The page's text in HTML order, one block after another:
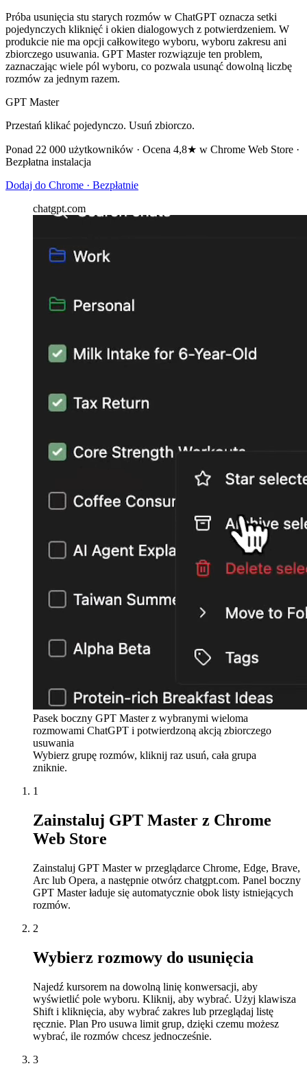
Próba usunięcia stu starych rozmów w ChatGPT oznacza setki
pojedynczych kliknięć i okien dialogowych z potwierdzeniem. W
produkcie nie ma opcji całkowitego wyboru, wyboru zakresu ani
zbiorczego usuwania. GPT Master rozwiązuje ten problem,
zaznaczając wiele pól wyboru, co pozwala usunąć dowolną liczbę
rozmów za jednym razem.
GPT Master
Przestań klikać pojedynczo. Usuń zbiorczo.
Ponad 22 000 użytkowników · Ocena 4,8★ w Chrome Web Store ·
Bezpłatna instalacja
Dodaj do Chrome · Bezpłatnie
chatgpt.com
Pasek boczny GPT Master z wybranymi wieloma
rozmowami ChatGPT i potwierdzoną akcją zbiorczego
usuwania
Wybierz grupę rozmów, kliknij raz usuń, cała grupa
zniknie.
1
Zainstaluj GPT Master z Chrome
Web Store
Zainstaluj GPT Master w przeglądarce Chrome, Edge, Brave,
Arc lub Opera, a następnie otwórz chatgpt.com. Panel boczny
GPT Master ładuje się automatycznie obok listy istniejących
rozmów.
2
Wybierz rozmowy do usunięcia
Najedź kursorem na dowolną linię konwersacji, aby
wyświetlić pole wyboru. Kliknij, aby wybrać. Użyj klawisza
Shift i kliknięcia, aby wybrać zakres lub przeglądaj listę
ręcznie. Plan Pro usuwa limit grup, dzięki czemu możesz
wybrać, ile rozmów chcesz jednocześnie.
3